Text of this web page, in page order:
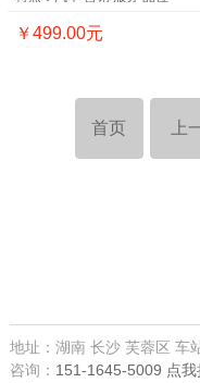
￥499.00元
首页 上
地址：湖南 长沙 芙蓉区 车
咨询： 151-1645-5009 点我